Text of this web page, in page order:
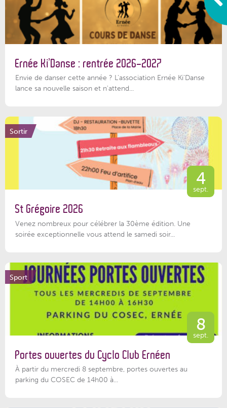
Ernée Ki’Danse : rentrée 2026-2027
Envie de danser cette année ? L'association Ernée Ki'Danse
lance sa nouvelle saison et n'attend...
Sortir
4
sept.
St Grégoire 2026
Venez nombreux pour célébrer la 30ème édition. Une
soirée exceptionnelle vous attend le samedi soir...
Sport
8
sept.
Portes ouvertes du Cyclo Club Ernéen
À partir du mercredi 8 septembre, portes ouvertes au
parking du COSEC de 14h00 à...